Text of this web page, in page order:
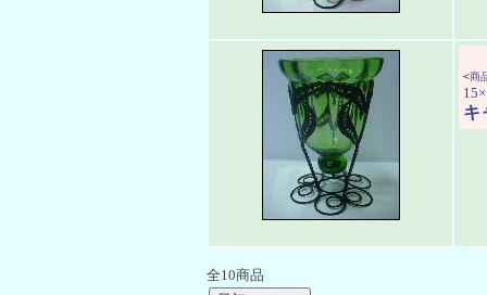
<商
キ
全10商品